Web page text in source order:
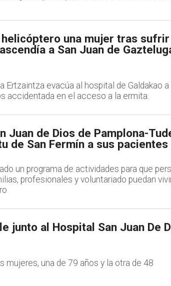
helicóptero una mujer tras sufrir
a San Juan de
Ertzaintza evacúa al hospital de Galdakao a
accidentada en el acceso a la ermita.
Juan de Dios de Pamplona-
de San Fermín a sus pacientes
un programa de actividades para que
profesionales y voluntariado puedan
junto al Hospital San Juan De
mujeres, una de 79 años y la otra de 48